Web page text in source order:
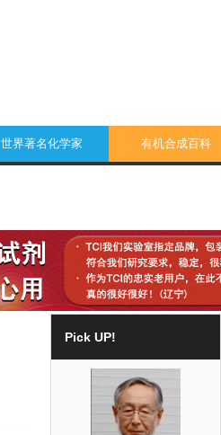
世界著名化学家 有机合成百科
Pick UP!